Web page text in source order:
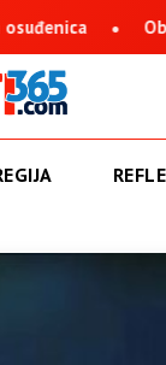
Petrović: BN